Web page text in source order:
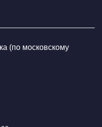
(по московскому